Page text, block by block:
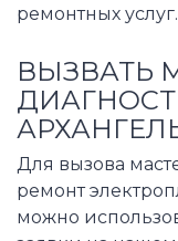
ремонтных услуг.
ВЫЗВАТЬ
Для вызова
ремонт
можно